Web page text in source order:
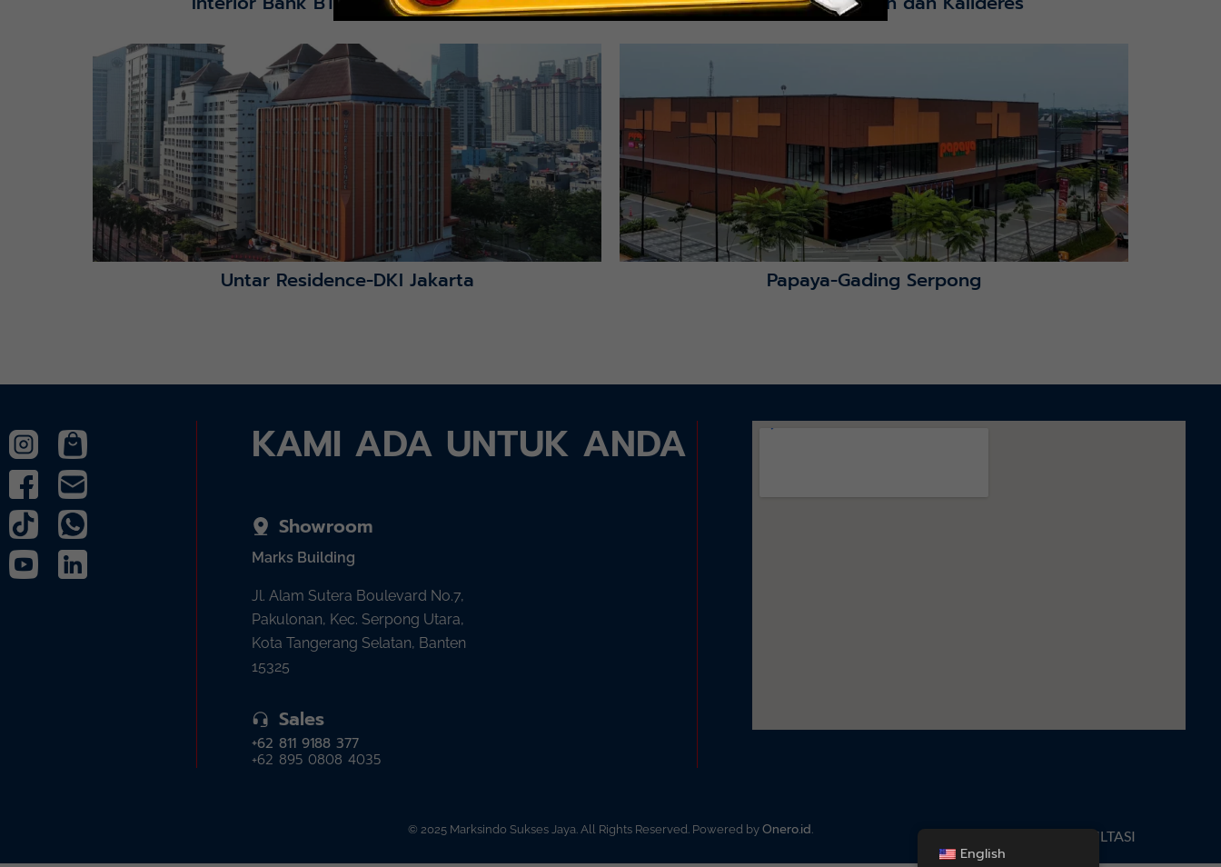
Lihat Detail Proyek
Untar Residence-DKI Jakarta
Lihat Detail Proyek
Papaya-Gading Serpong
KONSULTASI
KAMI ADA UNTUK ANDA
Showroom
Marks Building
Jl. Alam Sutera Boulevard No.7,
Pakulonan, Kec. Serpong Utara,
Kota Tangerang Selatan, Banten
15325
Sales
+62 811 9188 377
+62 895 0808 4035
© 2025 Marksindo Sukses Jaya. All Rights Reserved. Powered by Onero.id
English